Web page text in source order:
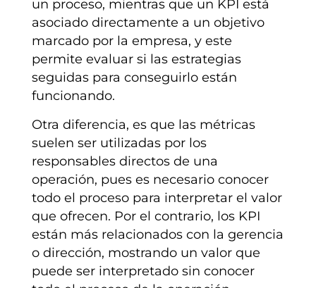
un proceso, mientras que un KPI está
asociado directamente a un objetivo
marcado por la empresa, y este
permite evaluar si las estrategias
seguidas para conseguirlo están
funcionando.
Otra diferencia, es que las métricas
suelen ser utilizadas por los
responsables directos de una
operación, pues es necesario conocer
todo el proceso para interpretar el valor
que ofrecen. Por el contrario, los KPI
están más relacionados con la gerencia
o dirección, mostrando un valor que
puede ser interpretado sin conocer